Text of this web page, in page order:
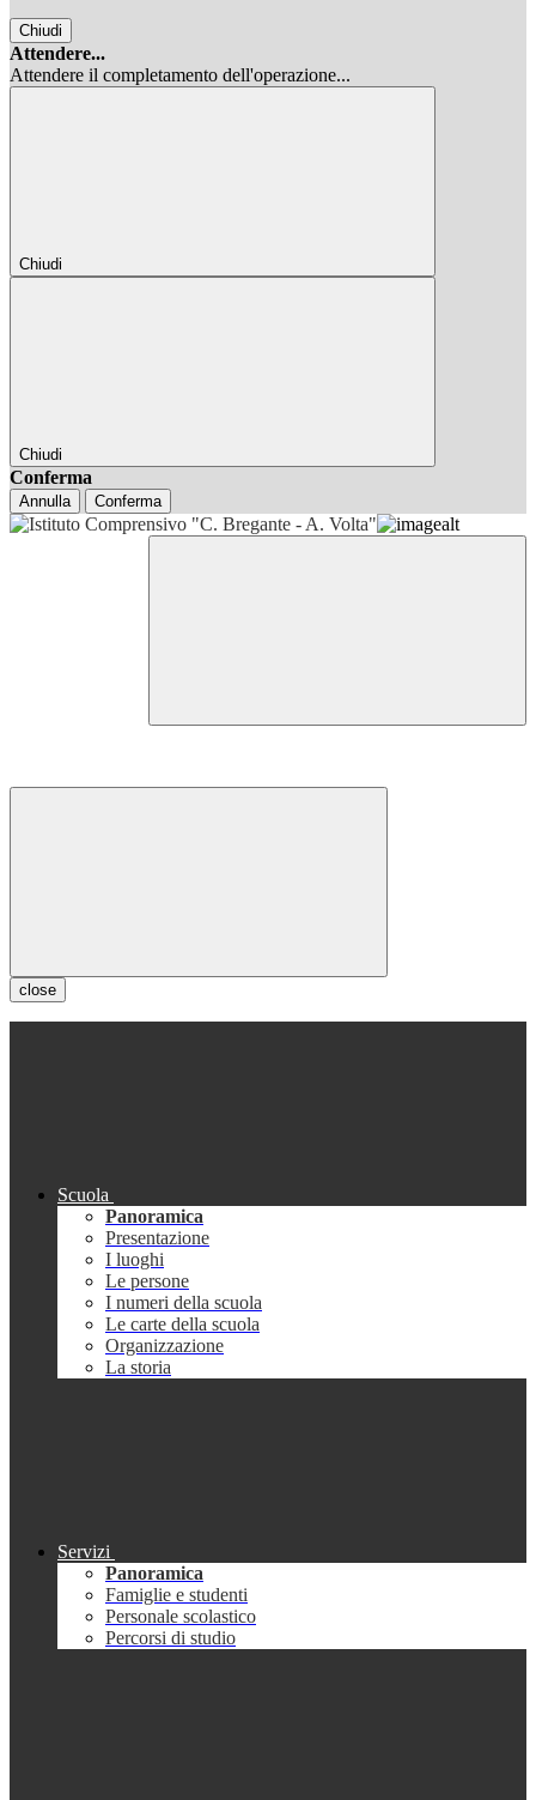
Chiudi
Attendere...
Attendere il completamento dell'operazione...
Chiudi
Chiudi
Conferma
Annulla Conferma
close
Scuola
Panoramica
Presentazione
I luoghi
Le persone
I numeri della scuola
Le carte della scuola
Organizzazione
La storia
Servizi
Panoramica
Famiglie e studenti
Personale scolastico
Percorsi di studio